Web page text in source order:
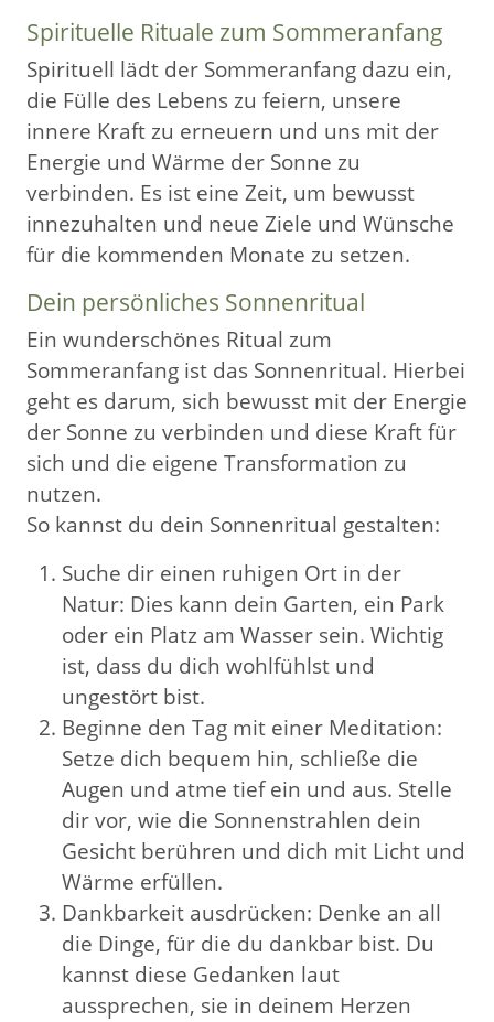
Spirituelle Rituale zum Sommeranfang
Spirituell lädt der Sommeranfang dazu ein,
die Fülle des Lebens zu feiern, unsere
innere Kraft zu erneuern und uns mit der
Energie und Wärme der Sonne zu
verbinden. Es ist eine Zeit, um bewusst
innezuhalten und neue Ziele und Wünsche
für die kommenden Monate zu setzen.
Dein persönliches Sonnenritual
Ein wunderschönes Ritual zum
Sommeranfang ist das Sonnenritual. Hierbei
geht es darum, sich bewusst mit der Energie
der Sonne zu verbinden und diese Kraft für
sich und die eigene Transformation zu
nutzen.
So kannst du dein Sonnenritual gestalten:
Suche dir einen ruhigen Ort in der
Natur: Dies kann dein Garten, ein Park
oder ein Platz am Wasser sein. Wichtig
ist, dass du dich wohlfühlst und
ungestört bist.
Beginne den Tag mit einer Meditation:
Setze dich bequem hin, schließe die
Augen und atme tief ein und aus. Stelle
dir vor, wie die Sonnenstrahlen dein
Gesicht berühren und dich mit Licht und
Wärme erfüllen.
Dankbarkeit ausdrücken: Denke an all
die Dinge, für die du dankbar bist. Du
kannst diese Gedanken laut
aussprechen, sie in deinem Herzen